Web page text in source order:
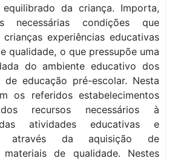
equilibrado da criança. Importa,
necessárias condições que
experiências educativas
qualidade, o que pressupõe uma
do ambiente educativo dos
de educação pré-escolar. Nesta
os referidos estabelecimentos
recursos necessários à
atividades educativas e
através da aquisição de
de qualidade. Nestes